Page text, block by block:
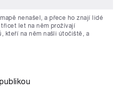
nenašel, a přece ho znají lidé
let na něm prožívají
kteří na něm našli útočiště, a